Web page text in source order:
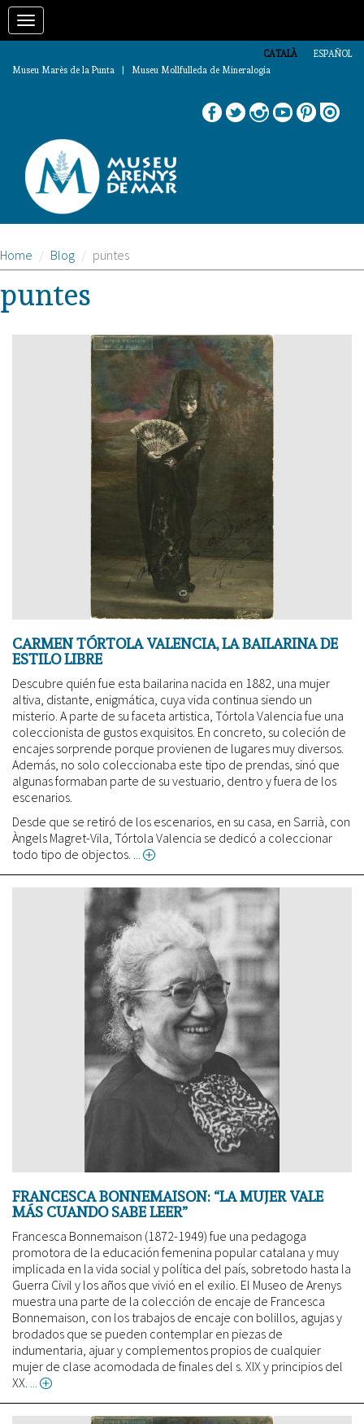
Vés
contingutToggle
ESPAÑOL
CATALÀ
Museu Marès de la Punta | Museu Mollfulleda de Mineralogia
Home Blog puntes
puntes
CARMEN TÓRTOLA VALENCIA, LA BAILARINA DE
ESTILO LIBRE
Descubre quién fue esta bailarina nacida en 1882, una mujer
altiva, distante, enigmática, cuya vida continua siendo un
misterio. A parte de su faceta artistica, Tórtola Valencia fue una
coleccionista de gustos exquisitos. En concreto, su coleción de
encajes sorprende porque provienen de lugares muy diversos.
Además, no solo coleccionaba este tipo de prendas, sinó que
algunas formaban parte de su vestuario, dentro y fuera de los
escenarios.
Desde que se retiró de los escenarios, en su casa, en Sarrià, con
Àngels Magret-Vila, Tórtola Valencia se dedicó a coleccionar
todo tipo de objectos.
Tórtola
Valencia,
bailarina
de
estilo
libre
FRANCESCA BONNEMAISON: “LA MUJER VALE
MÁS CUANDO SABE LEER”
Francesca Bonnemaison (1872-1949) fue una pedagoga
promotora de la educación femenina popular catalana y muy
implicada en la vida social y política del país, sobretodo hasta la
Guerra Civil y los años que vivió en el exilio. El Museo de Arenys
muestra una parte de la colección de encaje de Francesca
Bonnemaison, con los trabajos de encaje con bolillos, agujas y
brodados que se pueden contemplar en piezas de
indumentaria, ajuar y complementos propios de cualquier
mujer de clase acomodada de finales del s. XIX y principios del
XX.
Bonnemaison: